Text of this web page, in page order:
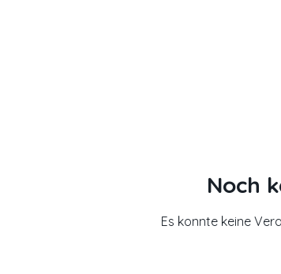
Noch
Es konnte keine